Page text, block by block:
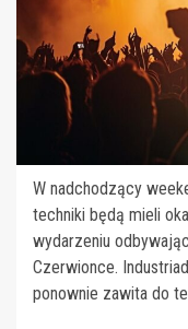
W nadchodzący
techniki będą mieli
wydarzeniu
Czerwionce.
ponownie zawita do